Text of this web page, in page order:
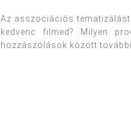
Az asszociációs tematizálást
kedvenc filmed? Milyen
hozzászólások között